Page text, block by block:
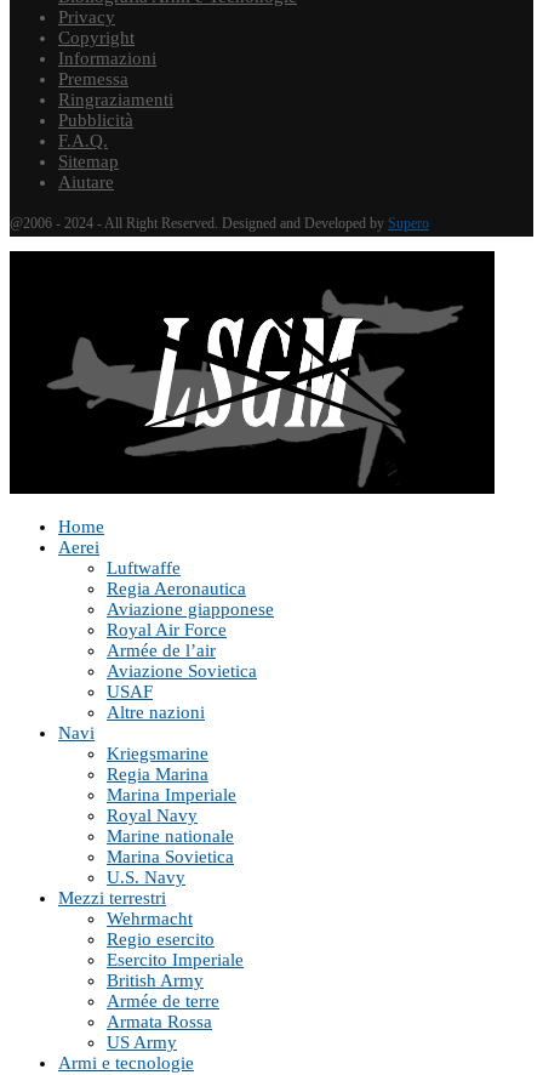
Privacy
Copyright
Informazioni
Premessa
Ringraziamenti
Pubblicità
F.A.Q.
Sitemap
Aiutare
@2006 - 2024 - All Right Reserved. Designed and Developed by Supero
Home
Aerei
Luftwaffe
Regia Aeronautica
Aviazione giapponese
Royal Air Force
Armée de l’air
Aviazione Sovietica
USAF
Altre nazioni
Navi
Kriegsmarine
Regia Marina
Marina Imperiale
Royal Navy
Marine nationale
Marina Sovietica
U.S. Navy
Mezzi terrestri
Wehrmacht
Regio esercito
Esercito Imperiale
British Army
Armée de terre
Armata Rossa
US Army
Armi e tecnologie